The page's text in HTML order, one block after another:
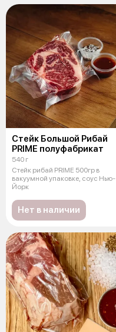
Стейк Большой Рибай
PRIME полуфабрикат
540 г
Стейк рибай PRIME 500гр в
вакуумной упаковке, соус Нью-
Йорк
Нет в наличии